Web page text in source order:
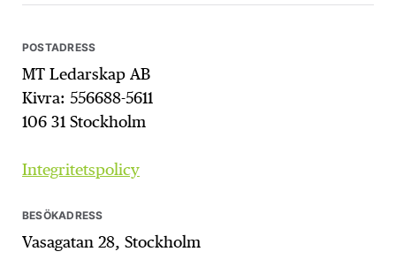
POSTADRESS
MT Ledarskap AB
Kivra: 556688-5611
106 31 Stockholm
Integritetspolicy
BESÖKADRESS
Vasagatan 28, Stockholm